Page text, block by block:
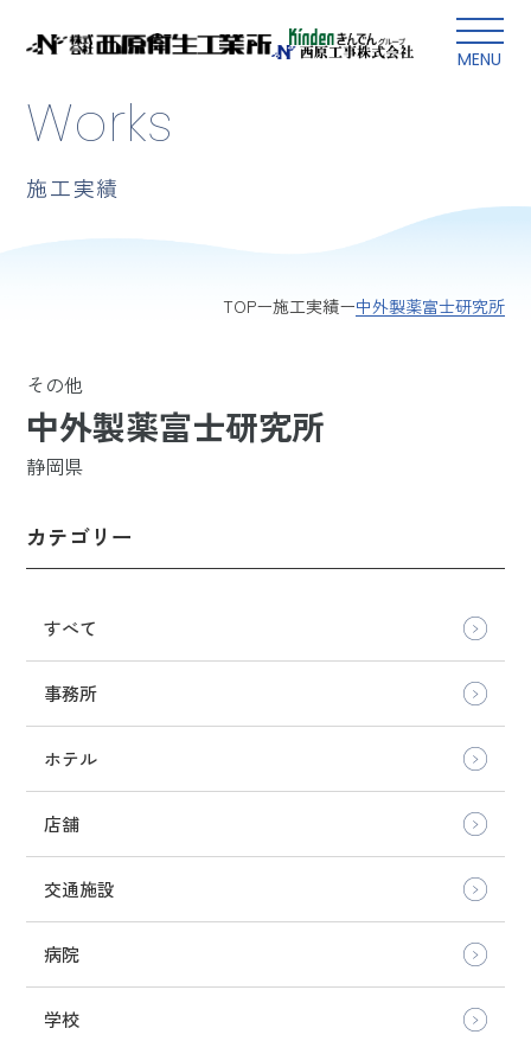
MENU
本文にスキップ
Works
施工実績
TOP 施工実績 中外製薬富士研究所
その他
中外製薬富士研究所
静岡県
カテゴリー
すべて
事務所
ホテル
店舗
交通施設
病院
学校